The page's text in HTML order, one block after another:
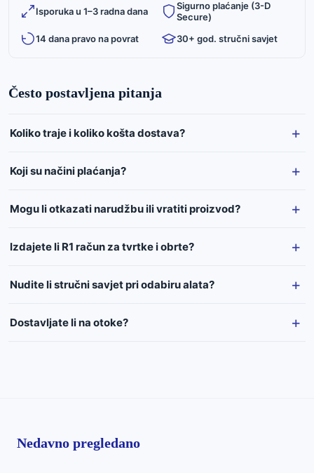
Isporuka u 1–3 radna dana
Sigurno plaćanje (3-D
Secure)
14 dana pravo na povrat
30+ god. stručni savjet
Često postavljena pitanja
Koliko traje i koliko košta dostava?
Koji su načini plaćanja?
Mogu li otkazati narudžbu ili vratiti proizvod?
Izdajete li R1 račun za tvrtke i obrte?
Nudite li stručni savjet pri odabiru alata?
Dostavljate li na otoke?
Nedavno pregledano